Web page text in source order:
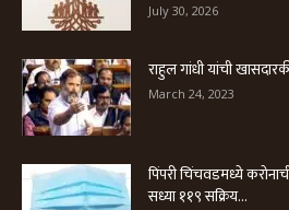
July 30, 2026
राहुल गांधी यांची
March 24, 2023
पिंपरी चिंचवडमध्ये
सध्या ११९ सक्रिय...